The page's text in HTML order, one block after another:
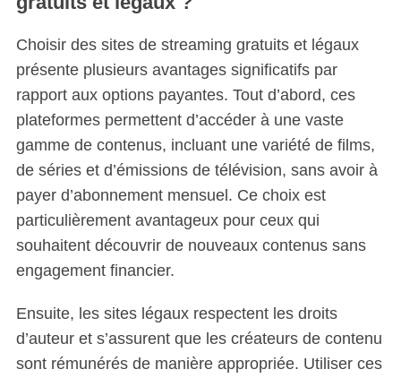
Choisir des sites de streaming gratuits et légaux
présente plusieurs avantages significatifs par
rapport aux options payantes. Tout d’abord, ces
plateformes permettent d’accéder à une vaste
gamme de contenus, incluant une variété de films,
de séries et d’émissions de télévision, sans avoir à
payer d’abonnement mensuel. Ce choix est
particulièrement avantageux pour ceux qui
souhaitent découvrir de nouveaux contenus sans
engagement financier.
Ensuite, les sites légaux respectent les droits
d’auteur et s’assurent que les créateurs de contenu
sont rémunérés de manière appropriée. Utiliser ces